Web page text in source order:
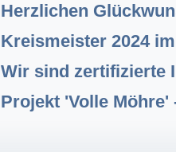
Herzlichen
Kreismeister 2024
Wir sind zertifizierte
Projekt 'Volle